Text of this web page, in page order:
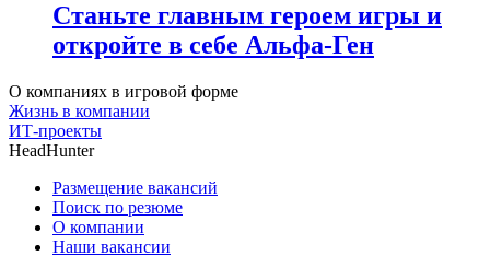
Станьте главным героем игры и
откройте в себе Альфа-Ген
О компаниях в игровой форме
Жизнь в компании
ИТ-проекты
HeadHunter
Размещение вакансий
Поиск по резюме
О компании
Наши вакансии